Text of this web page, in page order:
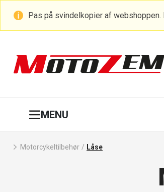
Pas på svindelkopier af
MENU
Motorcykeltilbehør / Låse